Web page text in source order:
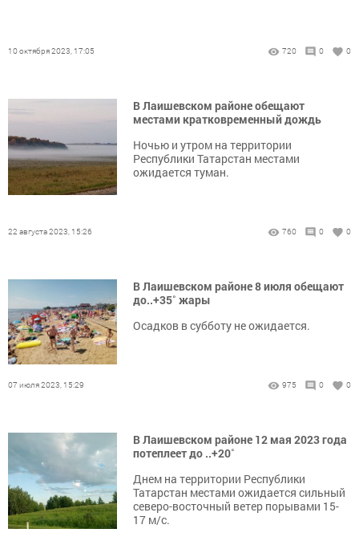
10 октября 2023, 17:05 720 0 0
В Лаишевском районе обещают
местами кратковременный дождь
Ночью и утром на территории
Республики Татарстан местами
ожидается туман.
22 августа 2023, 15:26 760 0 0
В Лаишевском районе 8 июля обещают
до..+35˚ жары
Осадков в субботу не ожидается.
07 июля 2023, 15:29 975 0 0
В Лаишевском районе 12 мая 2023 года
потеплеет до ..+20˚
Днем на территории Республики
Татарстан местами ожидается сильный
северо-восточный ветер порывами 15-
17 м/с.